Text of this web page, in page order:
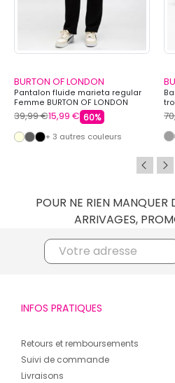
BURTON OF LONDON
Pantalon fluide marieta regular
Femme BURTON OF LONDON
39,99 €15,99 € 60%
+ 3 autres couleurs
POUR NE RIEN MANQUER
ARRIVAGES,
INFOS PRATIQUES
Retours et remboursements
Suivi de commande
Livraisons